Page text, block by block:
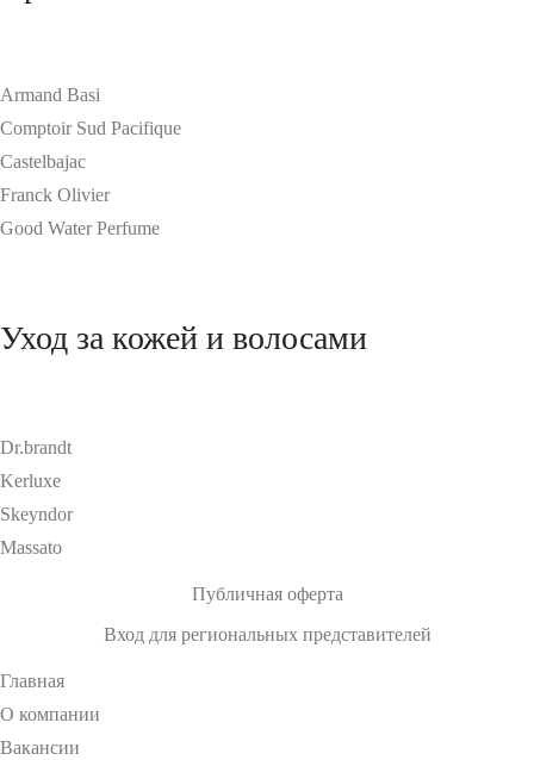
Armand Basi
Comptoir Sud Pacifique
Castelbajac
Franck Olivier
Good Water Perfume
Уход за кожей и волосами
Dr.brandt
Kerluxe
Skeyndor
Massato
Публичная оферта
Вход для региональных представителей
Главная
О компании
Вакансии